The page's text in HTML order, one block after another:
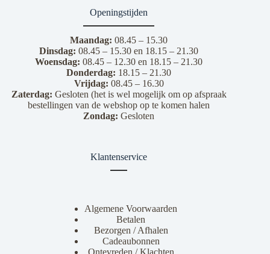
Openingstijden
Maandag:08.45 – 15.30
Dinsdag: 08.45 – 15.30 en 18.15 – 21.30
Woensdag: 08.45 – 12.30 en 18.15 – 21.30
Donderdag: 18.15 – 21.30
Vrijdag: 08.45 – 16.30
Zaterdag: Gesloten (het is wel mogelijk om op afspraak
bestellingen van de webshop op te komen halen
Zondag: Gesloten
Klantenservice
Algemene Voorwaarden
Betalen
Bezorgen / Afhalen
Cadeaubonnen
Ontevreden / Klachten